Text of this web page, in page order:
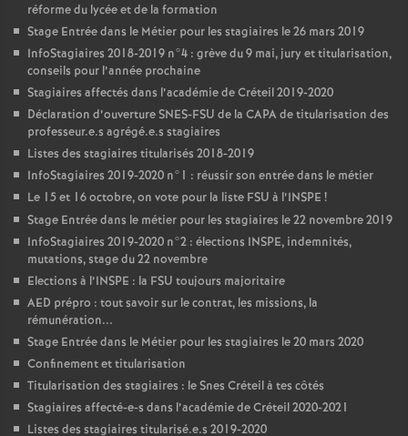
réforme du lycée et de la formation
Stage Entrée dans le Métier pour les stagiaires le 26 mars 2019
InfoStagiaires 2018-2019 n°4 : grève du 9 mai, jury et titularisation,
conseils pour l’année prochaine
Stagiaires affectés dans l’académie de Créteil 2019-2020
Déclaration d’ouvertureSNES-FSU de la CAPAde titularisation des
professeur.e.s agrégé.e.s stagiaires
Listes des stagiaires titularisés 2018-2019
InfoStagiaires 2019-2020 n°1 : réussir son entrée dans le métier
Le 15 et 16 octobre, on vote pour la liste FSU à l’INSPE !
Stage Entrée dans le métier pour les stagiaires le 22 novembre 2019
InfoStagiaires 2019-2020 n°2 : élections INSPE, indemnités,
mutations, stage du 22 novembre
Elections à l’INSPE : la FSU toujours majoritaire
AED prépro : tout savoir sur le contrat, les missions, la
rémunération...
Stage Entrée dans le Métier pour les stagiaires le 20 mars 2020
Confinement et titularisation
Titularisation des stagiaires : le Snes Créteil à tes côtés
Stagiaires affecté-e-s dans l’académie de Créteil 2020-2021
Listes des stagiaires titularisé.e.s 2019-2020